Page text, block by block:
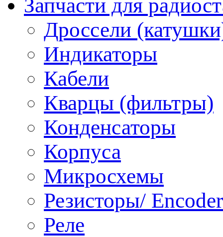
Запчасти для
Дроссели
Индикаторы
Кабели
Кварцы (фильтры)
Конденсаторы
Корпуса
Микросхемы
Резисторы/ Encoder
Реле